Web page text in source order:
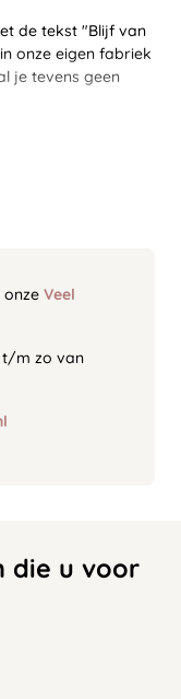
de tekst "Blijf van
onze eigen fabriek
je tevens geen
onze Veel
m zo van
die u voor